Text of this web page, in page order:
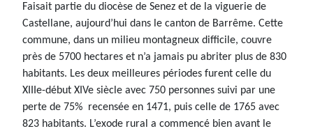
Faisait partie du diocèse de Senez et de la viguerie de
Castellane, aujourd’hui dans le canton de Barrême. Cette
commune, dans un milieu montagneux difficile, couvre
près de 5700 hectares et n’a jamais pu abriter plus de 830
habitants. Les deux meilleures périodes furent celle du
XIIIe-début XIVe siècle avec 750 personnes suivi par une
perte de 75% recensée en 1471, puis celle de 1765 avec
823 habitants. L’exode rural a commencé bien avant le